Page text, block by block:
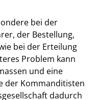
bei der
der Bestellung,
bei der Erteilung
Problem kann
und eine
der Kommanditisten
dadurch